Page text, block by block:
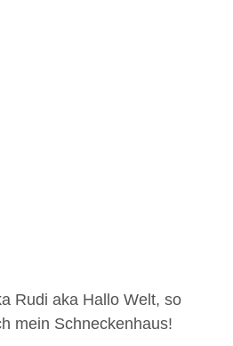
Rudi aka Hallo Welt, so
mein Schneckenhaus!